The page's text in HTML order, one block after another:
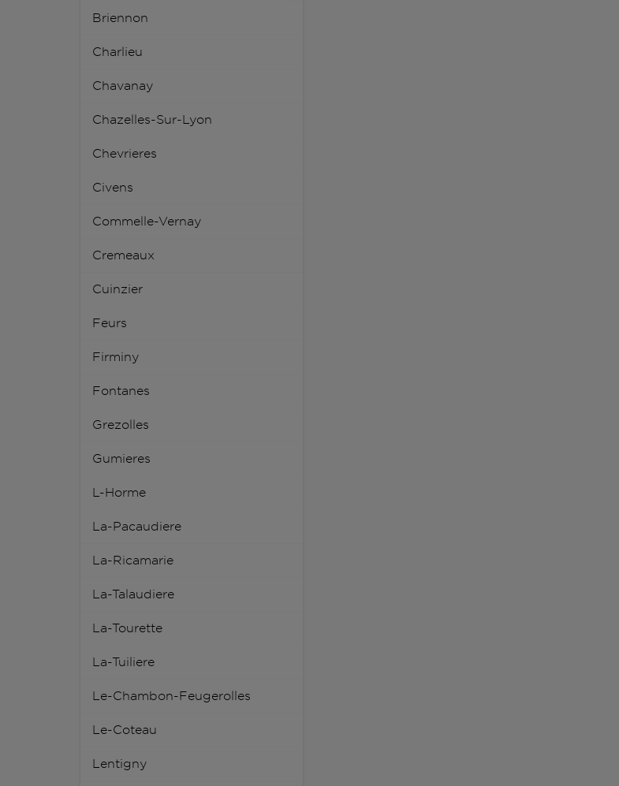
Briennon
Charlieu
Chavanay
Chazelles-Sur-Lyon
Chevrieres
Civens
Commelle-Vernay
Cremeaux
Cuinzier
Feurs
Firminy
Fontanes
Grezolles
Gumieres
L-Horme
La-Pacaudiere
La-Ricamarie
La-Talaudiere
La-Tourette
La-Tuiliere
Le-Chambon-Feugerolles
Le-Coteau
Lentigny